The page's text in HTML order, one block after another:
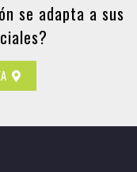
se adapta a sus